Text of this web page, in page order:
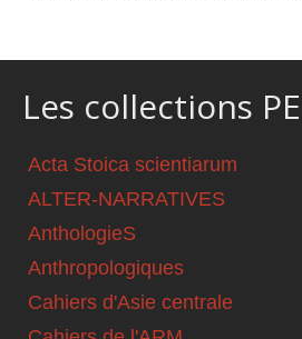
Les collections
Acta Stoica scientiarum
ALTER-NARRATIVES
AnthologieS
Anthropologiques
Cahiers d'Asie centrale